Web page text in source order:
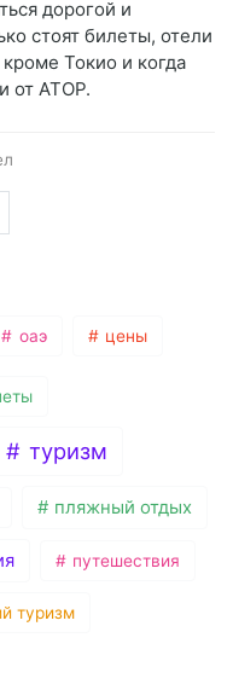
дорогой и
стоят билеты, отели
Токио и когда
от АТОР.
оаэ цены
туризм
пляжный отдых
путешествия
туризм